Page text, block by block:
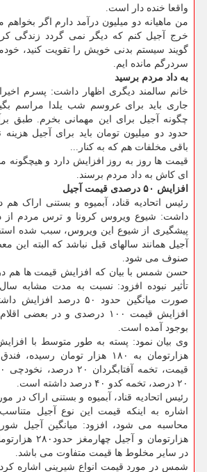
واقعا خنده دار است.
خرج آجیل کنم که دیگر نمی گردد زندگی
گویند سیستم بدنی خویش را تقویت کنید،
سردرگم مانده ایم.
به داد مردم برسید
خانم سالمند دیگری اظهار داشت: پسرم
جاری باید برای عروسم شب یلدا مراسم
چگونه آجیل برای این مهمانی بخرم. طبق
حدود دو میلیون تومان باید برای آجیل هزینه
باقی مخلفات هم که به کنار...
قیمت ها روز به روز افزایش دارد و هیچگونه
ای کاش به داد مردم برسند.
افزایش ۵۰ درصدی قیمت آجیل
رئیس اتحادیه قناد، آبمیوه و بستنی اراک
داشت: شیوع ویروس کرونا و ترس مردم از
پیشگیری از شیوع این ویروس، سبب شده
آجیل همانند سالهای قبل نباشد که البته
صنوف می شود.
حسن شمس با بیان که افزایش قیمت ها هم
تأثیر نبوده افزود: نسبت به مدت مشابه
صورت میانگین حدود ۵۰ درصد
بوجود آمده است.
۲۰ درصد، تخمه کدو ۴۰ درصد داشته است.
رئیس اتحادیه قناد، آبمیوه و بستنی اراک
اشاره به اینکه قیمت این نوع آجیل
هزارتومان و
در سایر مخلوط ها قیمت متفاوت می باشد.
شمس در مورد قیمت انواع شیرینی اشاره